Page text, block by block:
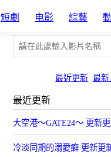
短劇 电影 綜藝
最近更新 最
最近更新
大空港～GATE24～ 更新
冷淡同期的溺愛癖 更新更